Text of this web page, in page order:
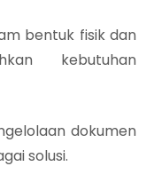
bentuk fisik dan
kebutuhan
dokumen
solusi.